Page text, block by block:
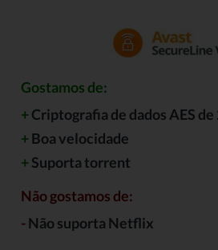
Gostamos de:
+Criptografia de dados AES de
+Boa velocidade
+Suporta torrent
Não gostamos de:
-Não suporta Netflix